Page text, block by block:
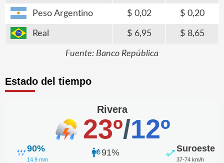
Peso Argentino 0,02 0,20
Real 6,95 8,65
Fuente: Banco República
Estado del tiempo
Rivera
23º/12º
90%
14.9 mm
91% Suroeste
37-74 km/h